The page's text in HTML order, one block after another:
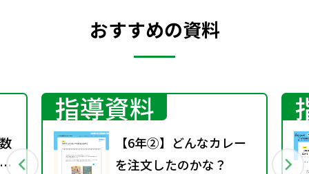
おすすめの資料
指導資料
【6年②】どんなカレー
を注文したのかな？